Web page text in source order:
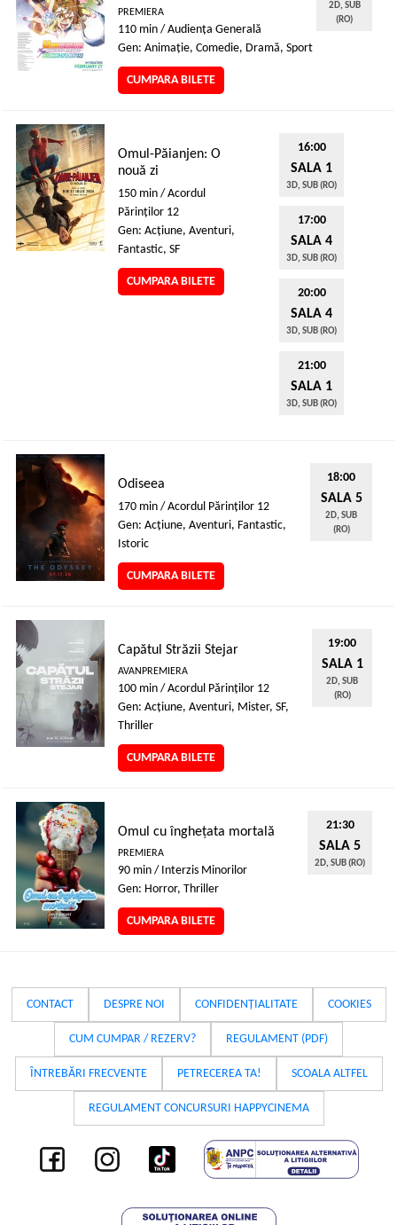
PREMIERA
110 min / Audienţa Generală
Gen: Animaţie, Comedie, Dramă, Sport
CUMPARA BILETE
2D, SUB
(RO)
Omul-Păianjen: O
nouă zi
150 min / Acordul
Părinţilor 12
Gen: Acţiune, Aventuri,
Fantastic, SF
CUMPARA BILETE
16:00
SALA 1
3D, SUB (RO)
17:00
SALA 4
3D, SUB (RO)
20:00
SALA 4
3D, SUB (RO)
21:00
SALA 1
3D, SUB (RO)
Odiseea
170 min / Acordul Părinţilor 12
Gen: Acţiune, Aventuri, Fantastic,
Istoric
CUMPARA BILETE
18:00
SALA 5
2D, SUB
(RO)
Capătul Străzii Stejar
AVANPREMIERA
100 min / Acordul Părinţilor 12
Gen: Acţiune, Aventuri, Mister, SF,
Thriller
CUMPARA BILETE
19:00
SALA 1
2D, SUB
(RO)
Omul cu înghețata mortală
PREMIERA
90 min / Interzis Minorilor
Gen: Horror, Thriller
CUMPARA BILETE
21:30
SALA 5
2D, SUB (RO)
CONTACT DESPRE NOI CONFIDENȚIALITATE COOKIES
CUM CUMPAR / REZERV? REGULAMENT (PDF)
ÎNTREBĂRI FRECVENTE PETRECEREA TA! SCOALA ALTFEL
REGULAMENT CONCURSURI HAPPYCINEMA